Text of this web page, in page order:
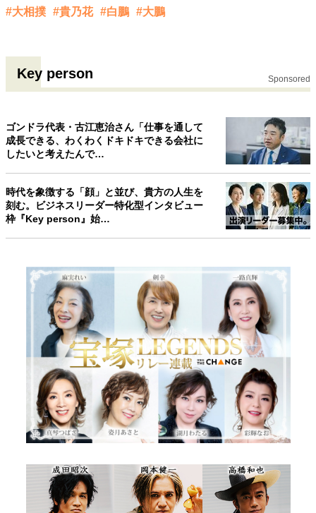
#大相撲 #貴乃花 #白鵬 #大鵬
Key person Sponsored
ゴンドラ代表・古江恵治さん「仕事を通して
成長できる、わくわくドキドキできる会社に
したいと考えたんで…
時代を象徴する「顔」と並び、貴方の人生を
刻む。ビジネスリーダー特化型インタビュー
枠『Key person』始…